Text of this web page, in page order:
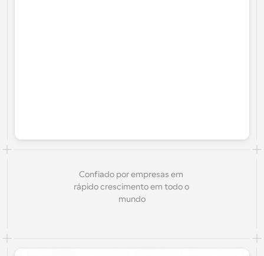
Confiado por empresas em
rápido crescimento em todo o
mundo